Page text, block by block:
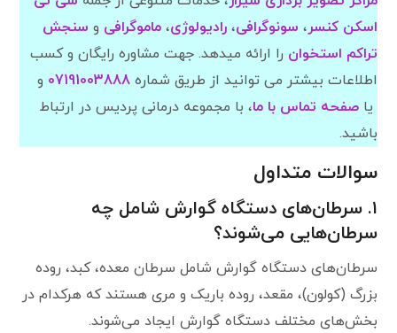
اسکن کنسر، سونوگرافی،رادیولوژی،ماموگرافی و سنجش
تراکم استخوان را ارائه میدهد. جهت مشاوره رایگان و کسب
اطلاعات بیشتر می توانید از طریق شماره07191003888 و
یا صفحه تماس با ما، با مجموعه درمانی پردیس در ارتباط
باشید.
سوالات متداول
۱. سرطان‌های دستگاه گوارش شامل چه
سرطان‌هایی می‌شوند؟
سرطان‌های دستگاه گوارش شامل سرطان معده، کبد، روده
بزرگ (کولون)، مقعد، روده باریک و مری هستند که هرکدام در
بخش‌های مختلف دستگاه گوارش ایجاد می‌شوند.